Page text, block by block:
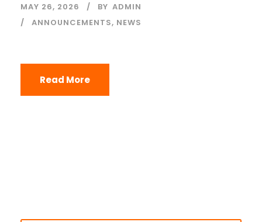
MAY 26, 2026 BY ADMIN
ANNOUNCEMENTS, NEWS
Read More